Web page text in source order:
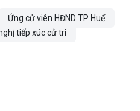
Ứng cử viên HĐND TP Huế
tiếp xúc cử tri